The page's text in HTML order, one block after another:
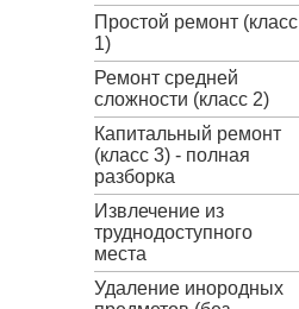
Простой ремонт (класс
1)
Ремонт средней
сложности (класс 2)
Капитальный ремонт
(класс 3) - полная
разборка
Извлечение из
труднодоступного
места
Удаление инородных